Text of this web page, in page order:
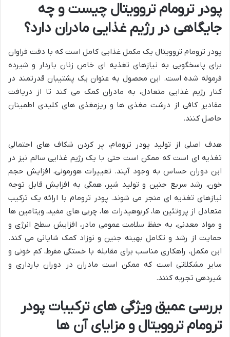
پودر ترومام تروویتال چیست و چه
جایگاهی در رژیم غذایی مادران دارد؟
پودر ترومام تروویتال یک مکمل غذایی کامل است که با دقت فراوان
برای پاسخگویی به نیازهای تغذیه ای خاص زنان باردار و شیرده
فرموله شده است. این محصول به عنوان یک پشتیبان قدرتمند در
کنار رژیم غذایی متعادل، به مادران کمک می کند تا از دریافت
مقادیر کافی از درشت مغذی ها و ریزمغذی های کلیدی اطمینان
حاصل کنند.
هدف اصلی از تولید پودر ترومام، پر کردن شکاف های احتمالی
تغذیه ای است که ممکن است حتی با یک رژیم غذایی سالم نیز در
این دوران حساس به وجود آیند. تغییرات هورمونی، افزایش حجم
خون، رشد سریع جنین و تولید شیر، همگی به افزایش قابل توجه
نیازهای تغذیه ای منجر می شوند. پودر ترومام با ارائه یک ترکیب
متعادل از پروتئین ها، کربوهیدرات ها، چربی های مفید، ویتامین ها
و مواد معدنی، به حفظ سلامت عمومی مادر، افزایش سطح انرژی و
حمایت از رشد و تکامل بهینه جنین و نوزاد کمک شایانی می کند.
این مکمل، راهکاری مناسب برای مقابله با خستگی مفرط، کم خونی و
سایر مشکلاتی است که ممکن است مادران در دوران بارداری و
شیردهی تجربه کنند.
بررسی عمیق ویژگی های ترکیبات پودر
ترومام تروویتال و مزایای آن ها